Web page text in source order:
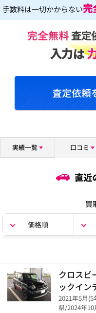
手数料は一切かからない完
査定依頼
実績一覧 口コミ
直近
買
価格順
クロス
ックイン
2021年5月
県/2024年10